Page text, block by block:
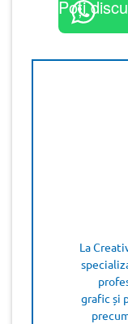
Poți
La
grafic și